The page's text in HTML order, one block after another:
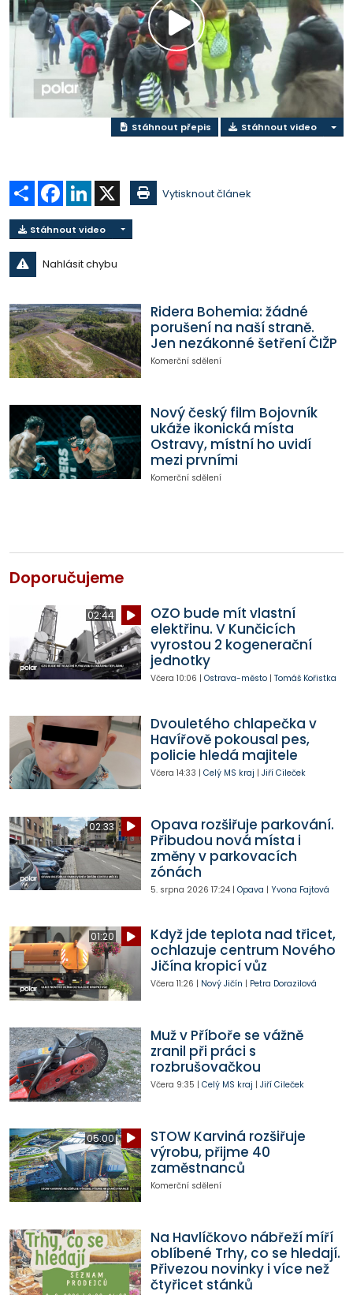
Přehrát
video
Stáhnout přepis Stáhnout video
Sdílet Facebook
LinkedIn Vytisknout článek
Stáhnout video
Nahlásit chybu
Ridera Bohemia: žádné
porušení na naší straně.
Jen nezákonné šetření ČIŽP
Komerční sdělení
Nový český film Bojovník
ukáže ikonická místa
Ostravy, místní ho uvidí
mezi prvními
Komerční sdělení
Doporučujeme
02:44
OZO bude mít vlastní
elektřinu. V Kunčicích
vyrostou 2 kogenerační
jednotky
Včera 10:06 | Ostrava-město| Tomáš Kořistka
Dvouletého chlapečka v
Havířově pokousal pes,
policie hledá majitele
Včera 14:33 | Celý MS kraj | Jiří Cileček
02:33
Opava rozšiřuje parkování.
Přibudou nová místa i
změny v parkovacích
zónách
5. srpna 2026 17:24| Opava | Yvona Fajtová
01:20
Když jde teplota nad třicet,
ochlazuje centrum Nového
Jičína kropicí vůz
Včera 11:26 | Nový Jičín | Petra Dorazilová
Muž v Příboře se vážně
zranil při práci s
rozbrušovačkou
Včera 9:35 | Celý MS kraj | Jiří Cileček
05:00
STOW Karviná rozšiřuje
výrobu, přijme 40
zaměstnanců
Komerční sdělení
Na Havlíčkovo nábřeží míří
oblíbené Trhy, co se hledají.
Přivezou novinky i více než
čtyřicet stánků